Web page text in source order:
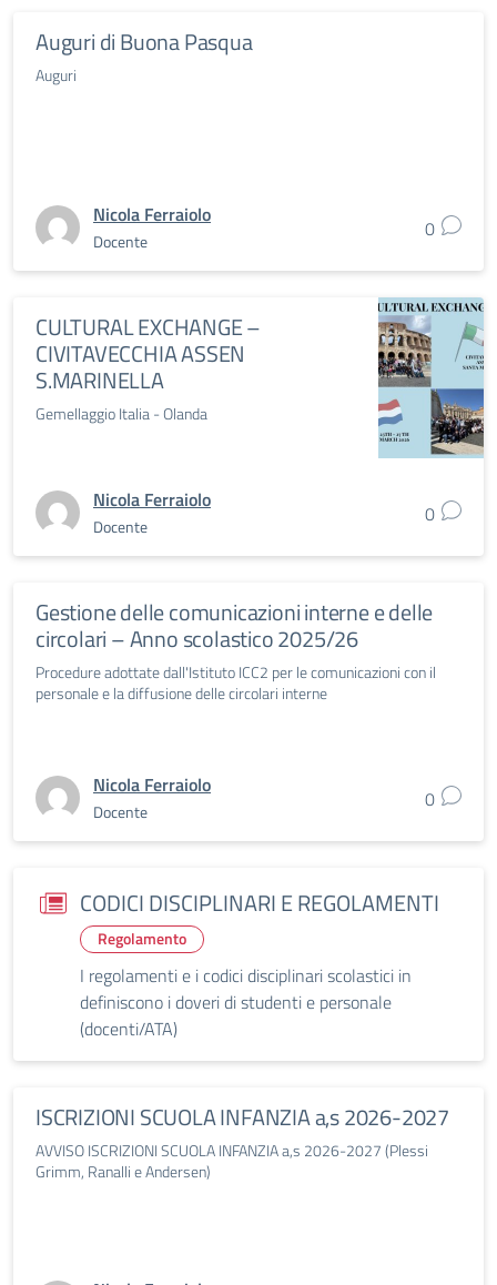
Auguri di Buona Pasqua
Auguri
Nicola Ferraiolo
Docente 0
CULTURAL EXCHANGE –
CIVITAVECCHIA ASSEN
S.MARINELLA
Gemellaggio Italia - Olanda
Nicola Ferraiolo
Docente 0
Gestione delle comunicazioni interne e delle
circolari – Anno scolastico 2025/26
Procedure adottate dall'Istituto ICC2 per le comunicazioni con il
personale e la diffusione delle circolari interne
Nicola Ferraiolo
Docente 0
CODICI DISCIPLINARI E REGOLAMENTI
Regolamento
I regolamenti e i codici disciplinari scolastici in
definiscono i doveri di studenti e personale
(docenti/ATA)
ISCRIZIONI SCUOLA INFANZIA a,s 2026-2027
AVVISO ISCRIZIONI SCUOLA INFANZIA a,s 2026-2027 (Plessi
Grimm, Ranalli e Andersen)